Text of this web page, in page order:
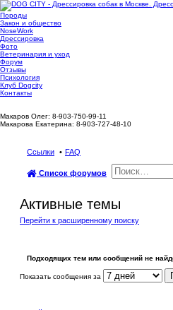
Породы
Закон и общество
NoseWork
Дрессировка
Фото
Ветеринария и уход
Форум
Отзывы
Психология
Клуб Dogcity
Контакты
Макаров Олег: 8-903-750-99-11
Макарова Екатерина: 8-903-727-48-10
Ссылки FAQ
Список форумов
Активные темы
Перейти к расширенному поиску
Подходящих тем или сообщений не
Показать сообщения за